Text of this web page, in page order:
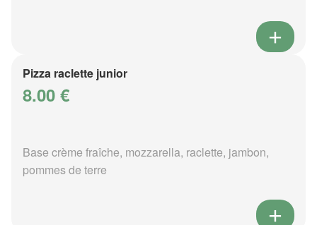
Pizza raclette junior
8.00 €
Base crème fraîche, mozzarella, raclette, jambon,
pommes de terre